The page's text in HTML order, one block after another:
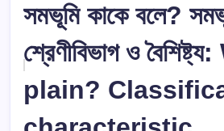
সমভূমি কাকে বলে?
শ্রেণীবিভাগ ও
plain?